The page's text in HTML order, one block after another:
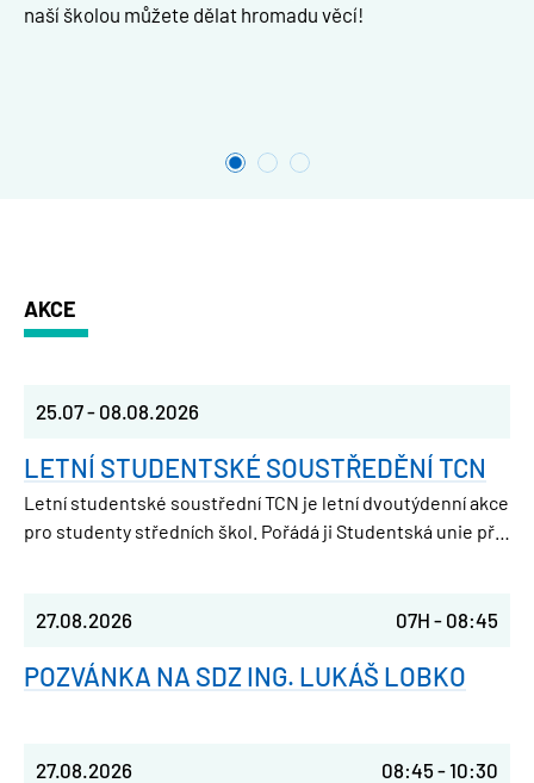
naší školou můžete dělat hromadu věcí!
AKCE
25.07- 08.08.2026
LETNÍ STUDENTSKÉ SOUSTŘEDĚNÍ TCN
Letní studentské soustřední TCN je letní dvoutýdenní akce
pro studenty středních škol. Pořádá ji Studentská unie při
27.08.2026 07H - 08:45
POZVÁNKA NA SDZ ING. LUKÁŠ LOBKO
27.08.2026 08:45 -10:30